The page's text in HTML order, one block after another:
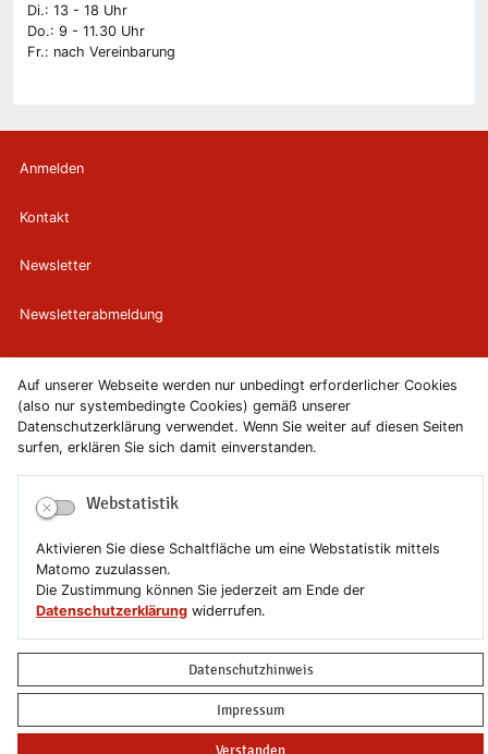
Auf unserer Webseite werden nur unbedingt erforderlicher Cookies
(also nur systembedingte Cookies) gemäß unserer
Datenschutzerklärung verwendet. Wenn Sie weiter auf diesen Seiten
surfen, erklären Sie sich damit einverstanden.
Webstatistik
Aktivieren Sie diese Schaltfläche um eine Webstatistik mittels
Matomo zuzulassen.
Die Zustimmung können Sie jederzeit am Ende der
Datenschutzerklärung widerrufen.
Datenschutzhinweis
Impressum
Verstanden
Di.: 13 - 18 Uhr
Do.: 9 - 11.30 Uhr
Fr.: nach Vereinbarung
Anmelden
Kontakt
Newsletter
Newsletterabmeldung
Impressum
Datenschutzerklärung
Erklärung zur Barrierefreiheit
Leichte Sprache
Sitemap
Copyright © 2019-2026 Stadt Schönebeck (Elbe)